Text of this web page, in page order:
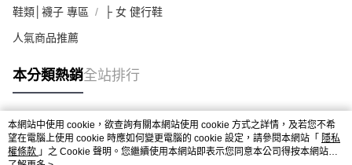
鞋類│襪子 專區 ├ 女 健行鞋
人氣商品推薦
本分類熱銷全站排行
熱門標籤
本網站中使用 cookie，欲查詢有關本網站使用 cookie 方式之詳情，及若您不希
望在電腦上使用 cookie 時應如何變更電腦的 cookie 設定，請參閱本網站「 隱私
權條款 」之 Cookie 聲明。您繼續使用本網站即表示您同意本公司得按本網站使